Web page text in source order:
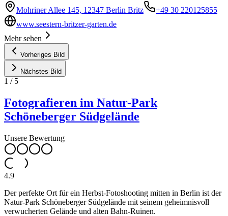
Mohriner Allee 145, 12347 Berlin Britz
+49 30 220125855
www.seestern-britzer-garten.de
Mehr sehen
Vorheriges Bild
Nächstes Bild
1 / 5
Fotografieren im Natur-Park
Schöneberger Südgelände
Unsere Bewertung
4.9
Der perfekte Ort für ein Herbst-Fotoshooting mitten in Berlin ist der
Natur-Park Schöneberger Südgelände mit seinem geheimnisvoll
verwucherten Gelände und alten Bahn-Ruinen.